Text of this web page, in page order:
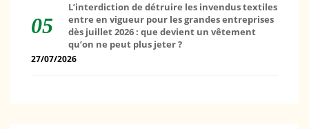
L’interdiction de détruire les invendus textiles
entre en vigueur pour les grandes entreprises
dès juillet 2026 : que devient un vêtement
qu’on ne peut plus jeter ?
27/07/2026